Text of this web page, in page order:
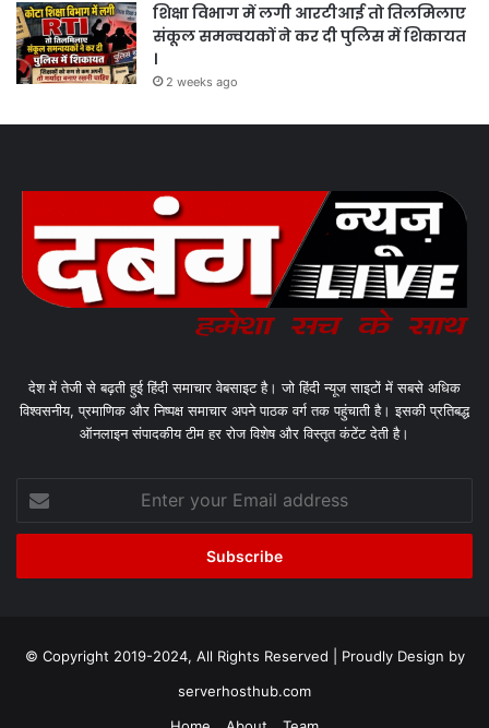
शिक्षा विभाग में लगी आरटीआई तो तिलमिलाए
संकूल समन्वयकों ने कर दी पुलिस में शिकायत
।
2 weeks ago
देश में तेजी से बढ़ती हुई हिंदी समाचार वेबसाइट है। जो हिंदी न्यूज साइटों में सबसे अधिक
विश्वसनीय, प्रमाणिक और निष्पक्ष समाचार अपने पाठक वर्ग तक पहुंचाती है। इसकी प्रतिबद्ध
ऑनलाइन संपादकीय टीम हर रोज विशेष और विस्तृत कंटेंट देती है।
your
Email
© Copyright 2019-2024, All Rights Reserved | Proudly Design by
serverhosthub.com